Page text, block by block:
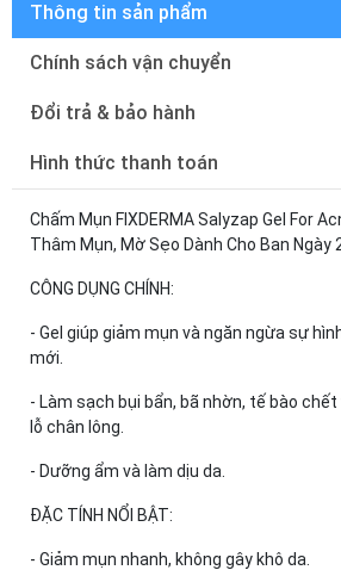
Thông tin sản phẩm
Chính sách vận chuyển
Đổi trả & bảo hành
Hình thức thanh toán
Chấm Mụn FIXDERMA Salyzap Gel For
Thâm Mụn, Mờ Sẹo Dành Cho Ban Ngày
CÔNG DỤNG CHÍNH:
- Gel giúp giảm mụn và ngăn ngừa sự
mới.
- Làm sạch bụi bẩn, bã nhờn, tế bào
lỗ chân lông.
- Dưỡng ẩm và làm dịu da.
ĐẶC TÍNH NỔI BẬT:
- Giảm mụn nhanh, không gây khô da.